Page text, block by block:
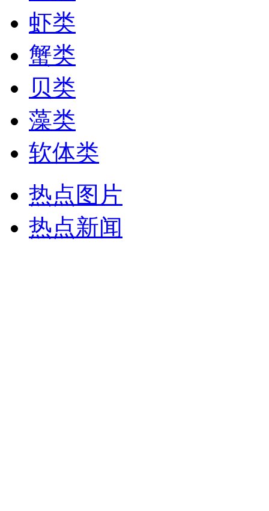
虾类
蟹类
贝类
藻类
软体类
热点图片
热点新闻